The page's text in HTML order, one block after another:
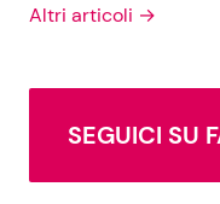
Altri articoli →
SEGUICI SU